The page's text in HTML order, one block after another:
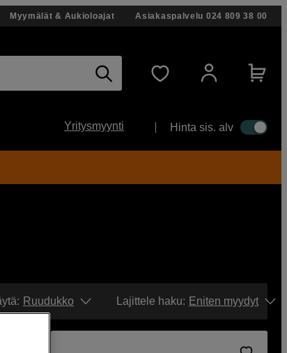
Myymälät & Aukioloajat Asiakaspalvelu 024 809 38 00
Yritysmyynti Hinta sis. alv
Ruudukko Lajittele haku: Eniten myydyt